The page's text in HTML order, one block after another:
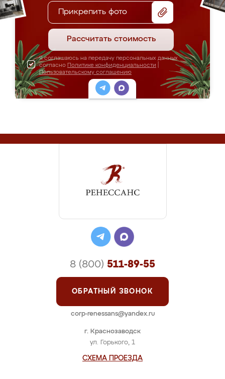
Прикрепить фото
Рассчитать стоимость
Я соглашаюсь на передачу персональных данных
согласно Политике конфиденциальности
Пользовательскому соглашению
г. Краснозаводск
ул. Горького, 1
СХЕМА ПРОЕЗДА
8 (800) 511-89-55
ОБРАТНЫЙ ЗВОНОК
corp-renessans@yandex.ru